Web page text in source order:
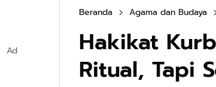
Beranda Agama dan Budaya
Hakikat
Ritual, Tapi
Ad